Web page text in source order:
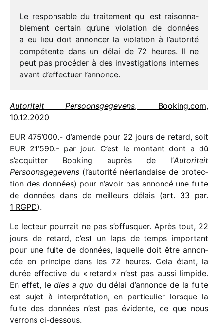
Le respon­sable du trai­te­ment qui est raison­na­
ble­ment certain qu’une viola­tion de données
a eu lieu doit annon­cer la viola­tion à l’autorité
compé­tente dans un délai de 72 heures. Il ne
peut pas procé­der à des inves­ti­ga­tions internes
avant d’effectuer l’annonce.
Autoriteit Persoonsgegevens, Booking​.com,
10.12.2020
EUR 475’000.- d’amende pour 22 jours de retard, soit
EUR 21’590.- par jour. C’est le montant dont a dû
s’acquitter Booking auprès de l’Autoriteit
Persoonsgegevens (l’autorité néer­lan­daise de protec­
tion des données) pour n’avoir pas annoncé une fuite
de données dans de meilleurs délais (art. 33 par.
1 RGPD).
Le lecteur pour­rait ne pas s’offusquer. Après tout, 22
jours de retard, c’est un laps de temps impor­tant
pour une fuite de données, laquelle doit être annon­
cée en prin­cipe dans les 72 heures. Cela étant, la
durée effec­tive du « retard » n’est pas aussi limpide.
En effet, le dies a quo du délai d’annonce de la fuite
est sujet à inter­pré­ta­tion, en parti­cu­lier lorsque la
fuite des données n’est pas évidente, ce que nous
verrons ci-dessous.